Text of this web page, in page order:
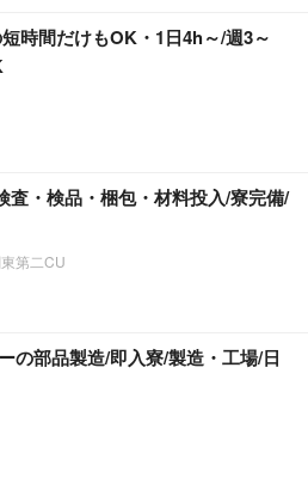
時間だけもOK・1日4h～/週3～
査・検品・梱包・材料投入/寮完備/
第二CU
の部品製造/即入寮/製造・工場/日